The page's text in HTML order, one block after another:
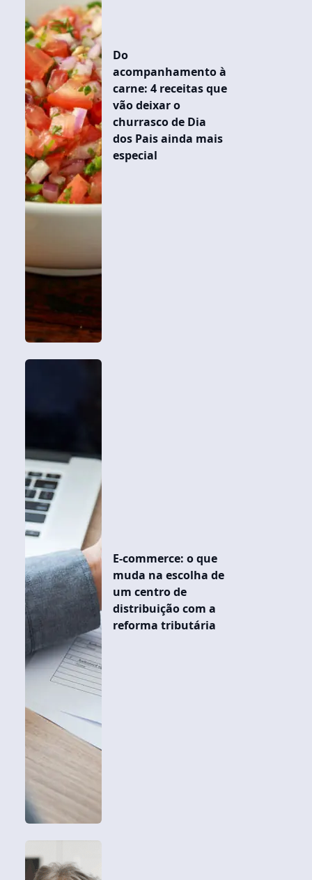
Do
acompanhamento à
carne: 4 receitas que
vão deixar o
churrasco de Dia
dos Pais ainda mais
especial
E-commerce: o que
muda na escolha de
um centro de
distribuição com a
reforma tributária